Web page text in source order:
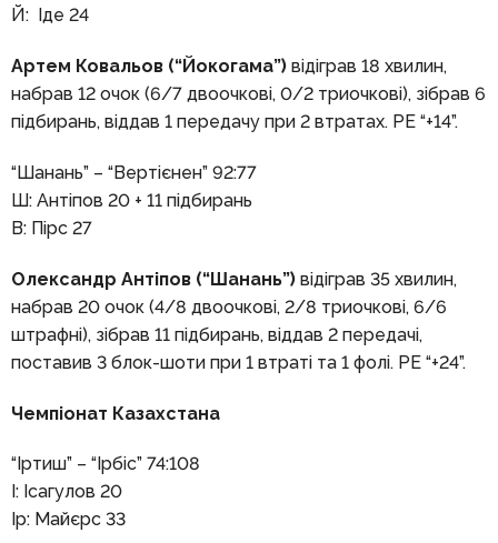
Й: Іде 24
Артем Ковальов (“Йокогама”)відіграв 18 хвилин,
набрав 12 очок (6/7 двоочкові, 0/2 триочкові), зібрав 6
підбирань, віддав 1 передачу при 2 втратах. РЕ “+14”.
“Шанань” – “Вертієнен” 92:77
Ш: Антіпов 20 + 11 підбирань
В: Пірс 27
Олександр Антіпов (“Шанань”)відіграв 35 хвилин,
набрав 20 очок (4/8 двоочкові, 2/8 триочкові, 6/6
штрафні), зібрав 11 підбирань, віддав 2 передачі,
поставив 3 блок-шоти при 1 втраті та 1 фолі. РЕ “+24”.
Чемпіонат Казахстана
“Іртиш” – “Ірбіс” 74:108
І: Ісагулов 20
Ір: Майєрс 33